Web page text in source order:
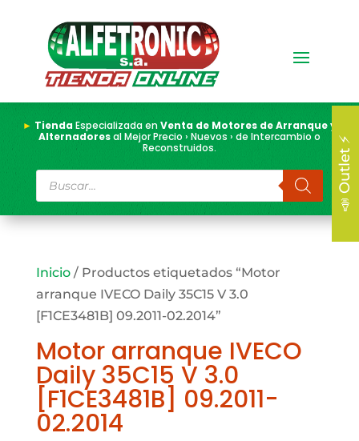
► TiendaEspecializada enVenta de Motores de Arranque y
Alternadoresal Mejor Precio › Nuevos › de Intercambio o
Reconstruidos.
Búsqueda
de
productos
Inicio/ Productos etiquetados “Motor
arranque IVECO Daily 35C15 V 3.0
[F1CE3481B] 09.2011-02.2014”
Motor arranque IVECO
Daily 35C15 V 3.0
[F1CE3481B] 09.2011-
02.2014
📣 Outlet ⚡